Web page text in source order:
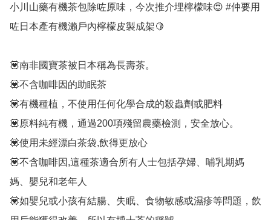
小川山藥有機茶包除咗原味，今次推介埋檸檬味😍 #仲要用
咗日本產有機瀨戶內檸檬皮製成架🍋
💟南非國寶茶被日本稱為長壽茶。
💟不含咖啡因的助眠茶
💟有機種植，不使用任何化學合成的殺蟲劑或肥料
💟原料純有機，通過200項殘留農藥檢測，安全放心。
💟使用未經漂白茶袋,飲得更放心
💟不含咖啡因,這種茶適合所有人士包括孕婦、哺乳期媽
媽、嬰兒和老年人
💟如嬰兒或小孩有結腸、失眠、食物敏感或濕疹等問題，飲